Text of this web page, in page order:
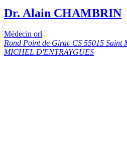
Dr. Alain CHAMBRIN
Médecin orl
Rond Point de Girac CS 55015 Saint
MICHEL D'ENTRAYGUES